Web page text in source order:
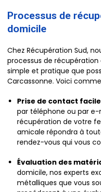
Processus de
domicile
Chez Récupération Sud,
processus de
simple et pratique que
Carcassonne. Voici
Prise de contact facile
par téléphone ou par
récupération de votre
amicale répondra à
rendez-vous qui vous
Évaluation des
domicile, nos experts
métalliques que vous